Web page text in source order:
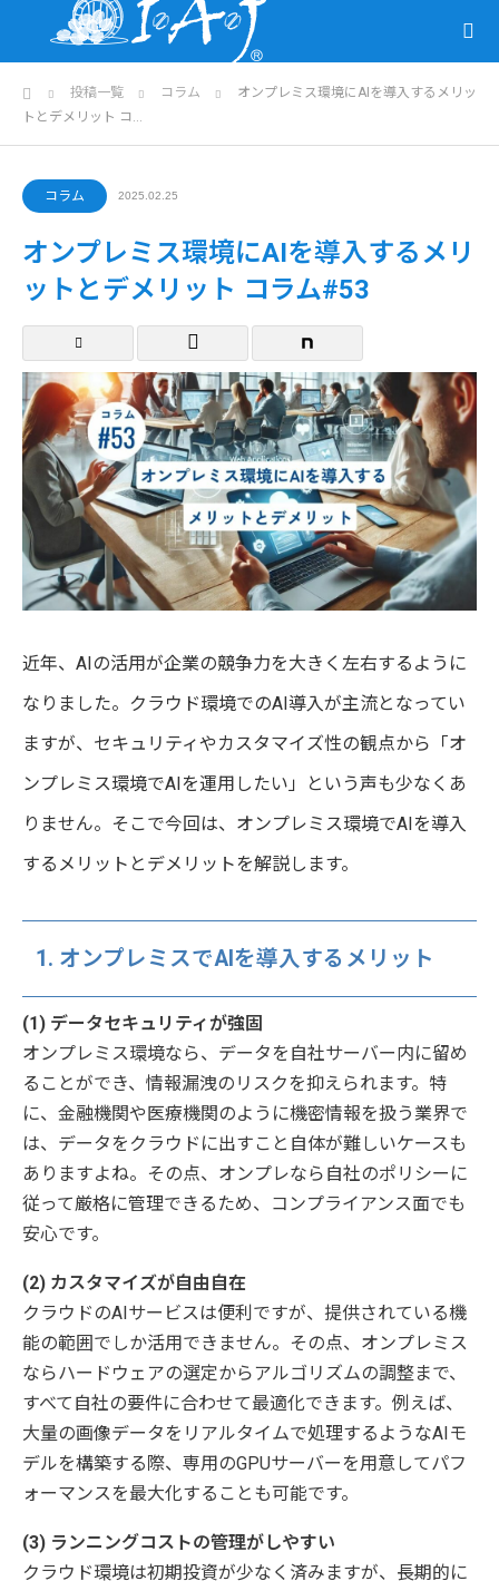
ホーム投稿一覧 コラム
オンプレミス環境にAIを導入するメリッ
トとデメリット コ…
コラム 2025.02.25
オンプレミス環境にAIを導入するメリ
ットとデメリット コラム#53
近年、AIの活用が企業の競争力を大きく左右するように
なりました。クラウド環境でのAI導入が主流となってい
ますが、セキュリティやカスタマイズ性の観点から「オ
ンプレミス環境でAIを運用したい」という声も少なくあ
りません。そこで今回は、オンプレミス環境でAIを導入
するメリットとデメリットを解説します。
1. オンプレミスでAIを導入するメリット
(1) データセキュリティが強固
オンプレミス環境なら、データを自社サーバー内に留め
ることができ、情報漏洩のリスクを抑えられます。特
に、金融機関や医療機関のように機密情報を扱う業界で
は、データをクラウドに出すこと自体が難しいケースも
ありますよね。その点、オンプレなら自社のポリシーに
従って厳格に管理できるため、コンプライアンス面でも
安心です。
(2) カスタマイズが自由自在
クラウドのAIサービスは便利ですが、提供されている機
能の範囲でしか活用できません。その点、オンプレミス
ならハードウェアの選定からアルゴリズムの調整まで、
すべて自社の要件に合わせて最適化できます。例えば、
大量の画像データをリアルタイムで処理するようなAIモ
デルを構築する際、専用のGPUサーバーを用意してパフ
ォーマンスを最大化することも可能です。
(3) ランニングコストの管理がしやすい
クラウド環境は初期投資が少なく済みますが、長期的に